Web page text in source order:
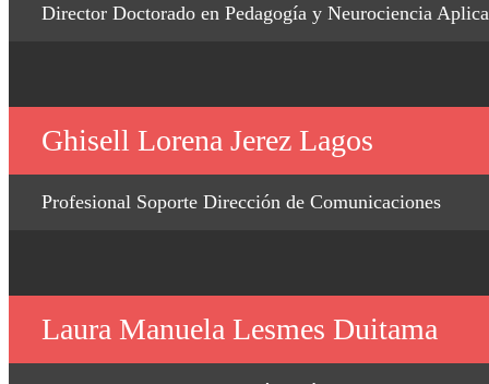
Director Doctorado en Pedagogía y Neurociencia
Ghisell Lorena Jerez Lagos
Profesional Soporte Dirección de Comunicaciones
Laura Manuela Lesmes Duitama